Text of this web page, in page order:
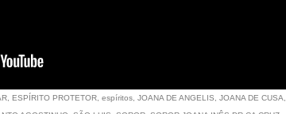
, ESPÍRITO PROTETOR, espíritos, JOANA DE ANGELIS, JOANA DE CUSA,